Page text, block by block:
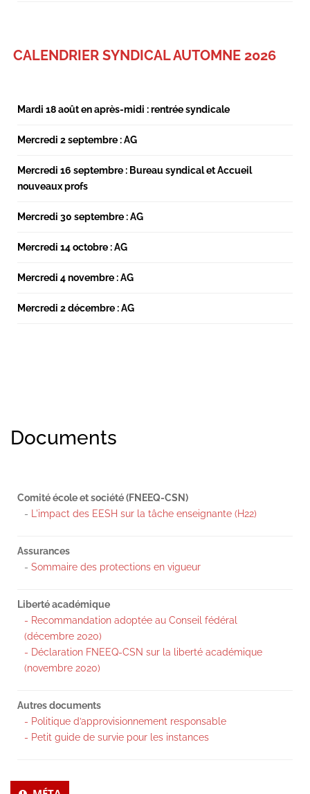
CALENDRIER SYNDICAL AUTOMNE 2026
Mardi 18 août en après-midi : rentrée syndicale
Mercredi 2 septembre : AG
Mercredi 16 septembre : Bureau syndical et Accueil
nouveaux profs
Mercredi 30 septembre : AG
Mercredi 14 octobre : AG
Mercredi 4 novembre : AG
Mercredi 2 décembre : AG
Documents
Comité école et société (FNEEQ-CSN)
-
L'impact des EESH sur la tâche enseignante (H22)
Assurances
- Sommaire des protections en vigueur
Liberté académique
- Recommandation adoptée au Conseil fédéral
(décembre 2020)
- Déclaration FNEEQ-CSN sur la liberté académique
(novembre 2020)
Autres documents
- Politique d’approvisionnement responsable
- Petit guide de survie pour les instances